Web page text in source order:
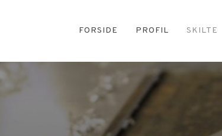
FORSIDE PROFIL SKILTE